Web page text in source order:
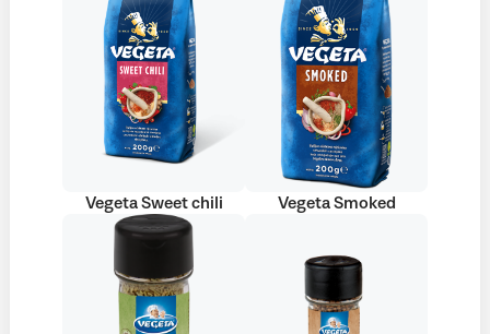
Vegeta Sweet chili Vegeta Smoked